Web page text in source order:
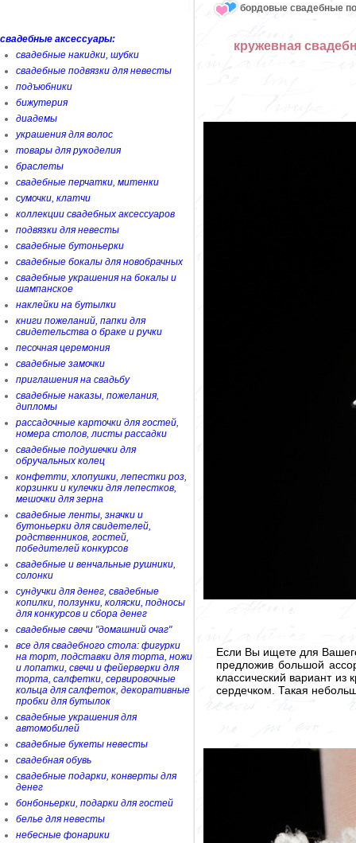
свадебные аксессуары:
свадебные накидки, шубки
свадебные подвязки для невесты
подъюбники
бижутерия
диадемы
украшения для волос
товары для рукоделия
браслеты
свадебные перчатки, митенки
сумочки, клатчи
коллекции свадебных аксессуаров
подвязки для невесты
свадебные бутоньерки
свадебные бокалы для новобрачных
свадебные украшения на бокалы и
шампанское
наклейки на бутылки
книги пожеланий, папки для
свидетельства о браке и ручки
песочная церемония
свадебные замочки
приглашения на свадьбу
свадебные наказы, пожелания,
дипломы
рассадочные карточки для гостей,
номера столов, листы рассадки
свадебные подушечки для
обручальных колец
конфетти, хлопушки, лепестки роз,
корзинки и кулечки для лепестков,
мешочки для зерна
свадебные ленты, значки и
бутоньерки для свидетелей,
родственников, гостей,
победителей конкурсов
свадебные и венчальные рушники,
солонки
сундучки для денег, свадебные
копилки, ползунки, коляски, подносы
для конкурсов и сбора денег
свадебные свечи "домашний очаг"
все для свадебного стола: фигурки
на торт, подставки для торта, ножи
и лопатки, свечи и фейерверки для
торта, салфетки, сервировочные
кольца для салфеток, декоративные
пробки для бутылок
свадебные украшения для
автомобилей
свадебные букеты невесты
свадебная обувь
свадебные подарки, конверты для
денег
бонбоньерки, подарки для гостей
белье для невесты
небесные фонарики
бордовые свадебные
кружевная
Если Вы ищете для
предложив большой
классический вариант
сердечком. Такая